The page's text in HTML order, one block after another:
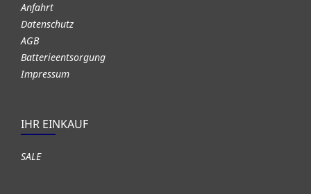
Anfahrt
Datenschutz
AGB
Batterieentsorgung
Impressum
IHR EINKAUF
SALE